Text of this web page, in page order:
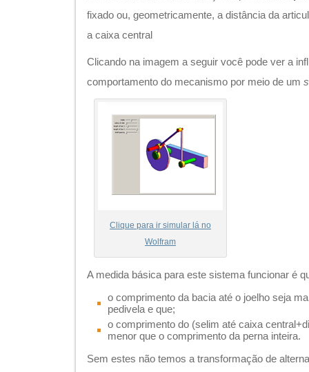
fixado ou, geometricamente, a distância da
a caixa central
Clicando na imagem a seguir você pode ver a
comportamento do mecanismo por meio de um
Clique para ir simular lá no
Wolfram
A medida básica para este sistema funcionar é
o comprimento da bacia até o joelho seja
pedivela e que;
o comprimento do (selim até caixa
menor que o comprimento da perna inteira.
Sem estes não temos a transformação de